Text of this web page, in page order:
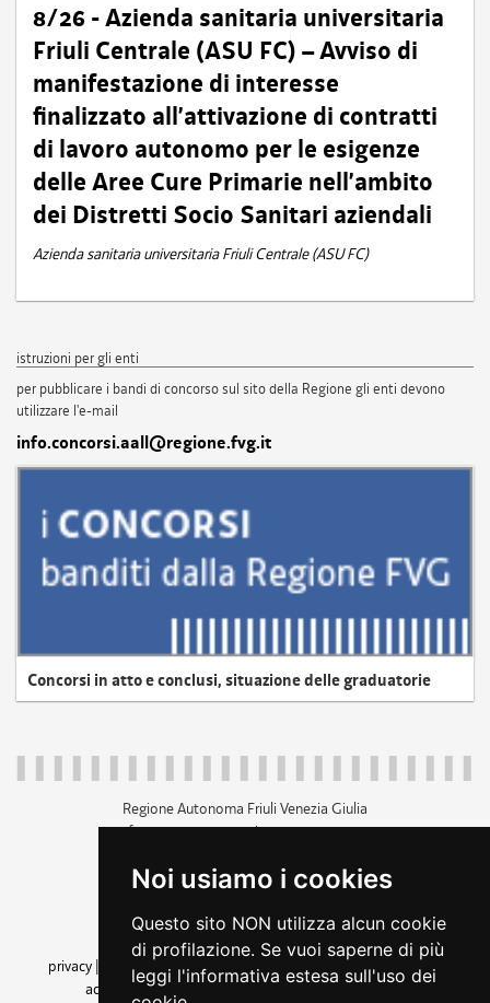
Noi usiamo i cookies
Questo sito NON utilizza alcun cookie
di profilazione. Se vuoi saperne di più
leggi l'informativa estesa sull'uso dei
8/26 - Azienda sanitaria universitaria
Friuli Centrale (ASU FC) – Avviso di
manifestazione di interesse
finalizzato all’attivazione di contratti
di lavoro autonomo per le esigenze
delle Aree Cure Primarie nell’ambito
dei Distretti Socio Sanitari aziendali
Azienda sanitaria universitaria Friuli Centrale (ASU FC)
istruzioni per gli enti
per pubblicare i bandi di concorso sul sito della Regione gli enti devono
utilizzare l'e-mail
info.concorsi.aall@regione.fvg.it
Concorsi in atto e conclusi, situazione delle graduatorie
Regione Autonoma Friuli Venezia Giulia
c.f. 80014930327; p.iva 00526040324
+39 040 3771111
amministrazione trasparente
privacy
cookie |note legali accessibilità
dichiarazione di
accessibilità| feedback cambio preferenze cookie